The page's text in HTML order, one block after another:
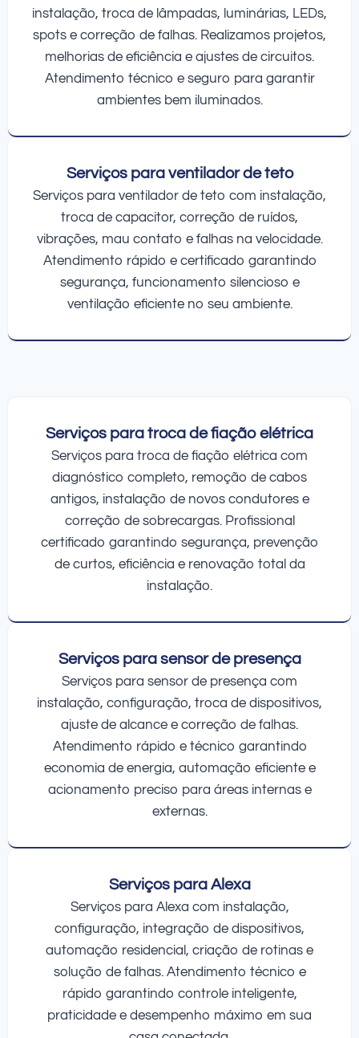
instalação, troca de lâmpadas, luminárias, LEDs,
spots e correção de falhas. Realizamos projetos,
melhorias de eficiência e ajustes de circuitos.
Atendimento técnico e seguro para garantir
ambientes bem iluminados.
Serviços para ventilador de teto
Serviços para ventilador de teto com instalação,
troca de capacitor, correção de ruídos,
vibrações, mau contato e falhas na velocidade.
Atendimento rápido e certificado garantindo
segurança, funcionamento silencioso e
ventilação eficiente no seu ambiente.
Serviços para troca de fiação elétrica
Serviços para troca de fiação elétrica com
diagnóstico completo, remoção de cabos
antigos, instalação de novos condutores e
correção de sobrecargas. Profissional
certificado garantindo segurança, prevenção
de curtos, eficiência e renovação total da
instalação.
Serviços para sensor de presença
Serviços para sensor de presença com
instalação, configuração, troca de dispositivos,
ajuste de alcance e correção de falhas.
Atendimento rápido e técnico garantindo
economia de energia, automação eficiente e
acionamento preciso para áreas internas e
externas.
Serviços para Alexa
Serviços para Alexa com instalação,
configuração, integração de dispositivos,
automação residencial, criação de rotinas e
solução de falhas. Atendimento técnico e
rápido garantindo controle inteligente,
praticidade e desempenho máximo em sua